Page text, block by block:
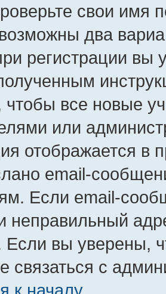
свои имя
два
регистрации вы
чтобы все новые
или
отображается в
email-
Если email-
неправильный
вы уверены,
связаться с
к началу